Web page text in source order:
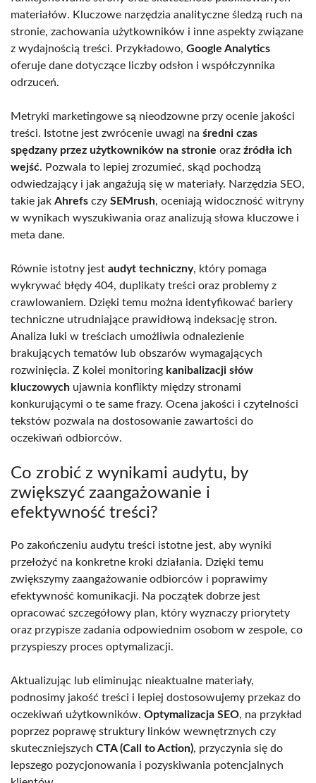
materiałów. Kluczowe narzędzia analityczne śledzą ruch na
stronie, zachowania użytkowników i inne aspekty związane
z wydajnością treści. Przykładowo, Google Analytics
oferuje dane dotyczące liczby odsłon i współczynnika
odrzuceń.
Metryki marketingowe są nieodzowne przy ocenie jakości
treści. Istotne jest zwrócenie uwagi na średni czas
spędzany przez użytkowników na stronie oraz źródła ich
wejść. Pozwala to lepiej zrozumieć, skąd pochodzą
odwiedzający i jak angażują się w materiały. Narzędzia SEO,
takie jak Ahrefs czy SEMrush, oceniają widoczność witryny
w wynikach wyszukiwania oraz analizują słowa kluczowe i
meta dane.
Równie istotny jest audyt techniczny, który pomaga
wykrywać błędy 404, duplikaty treści oraz problemy z
crawlowaniem. Dzięki temu można identyfikować bariery
techniczne utrudniające prawidłową indeksację stron.
Analiza luki w treściach umożliwia odnalezienie
brakujących tematów lub obszarów wymagających
rozwinięcia. Z kolei monitoring kanibalizacji słów
kluczowych ujawnia konflikty między stronami
konkurującymi o te same frazy. Ocena jakości i czytelności
tekstów pozwala na dostosowanie zawartości do
oczekiwań odbiorców.
Co zrobić z wynikami audytu, by
zwiększyć zaangażowanie i
efektywność treści?
Po zakończeniu audytu treści istotne jest, aby wyniki
przełożyć na konkretne kroki działania. Dzięki temu
zwiększymy zaangażowanie odbiorców i poprawimy
efektywność komunikacji. Na początek dobrze jest
opracować szczegółowy plan, który wyznaczy priorytety
oraz przypisze zadania odpowiednim osobom w zespole, co
przyspieszy proces optymalizacji.
Aktualizując lub eliminując nieaktualne materiały,
podnosimy jakość treści i lepiej dostosowujemy przekaz do
oczekiwań użytkowników. Optymalizacja SEO, na przykład
poprzez poprawę struktury linków wewnętrznych czy
skuteczniejszych CTA (Call to Action), przyczynia się do
lepszego pozycjonowania i pozyskiwania potencjalnych